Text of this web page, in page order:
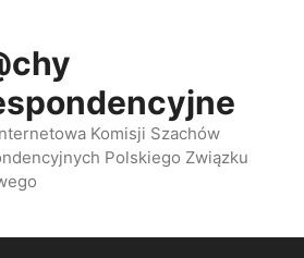
Komisji Szachów
Polskiego Związku